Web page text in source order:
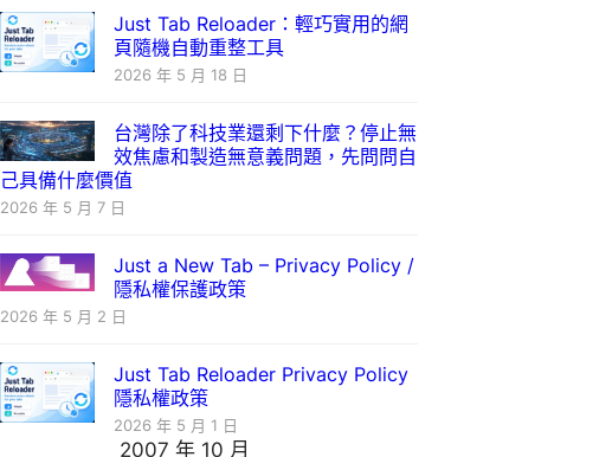
Just Tab Reloader：輕巧實用的網
頁隨機自動重整工具
2026 年 5 月 18 日
台灣除了科技業還剩下什麼？停止無
效焦慮和製造無意義問題，先問問自
己具備什麼價值
2026 年 5 月 7 日
Just a New Tab – Privacy Policy /
隱私權保護政策
2026 年 5 月 2 日
Just Tab Reloader Privacy Policy
隱私權政策
2026 年 5 月 1 日
2007 年 10 月